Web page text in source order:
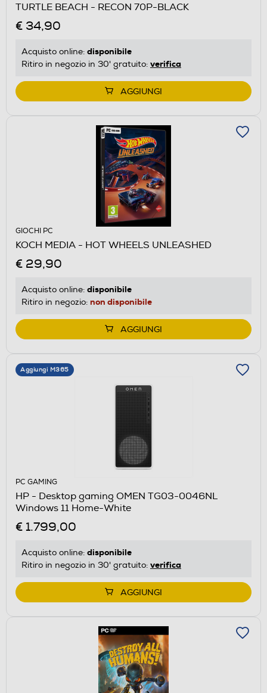
TURTLE BEACH - RECON 70P-BLACK
€ 34,90
Acquisto online: disponibile
Ritiro in negozio in 30' gratuito: verifica
AGGIUNGI
GIOCHI PC
KOCH MEDIA - HOT WHEELS UNLEASHED
€ 29,90
Acquisto online: disponibile
Ritiro in negozio: non disponibile
AGGIUNGI
Aggiungi M365
PC GAMING
HP - Desktop gaming OMEN TG03-0046NL
Windows 11 Home-White
€ 1.799,00
Acquisto online: disponibile
Ritiro in negozio in 30' gratuito: verifica
AGGIUNGI